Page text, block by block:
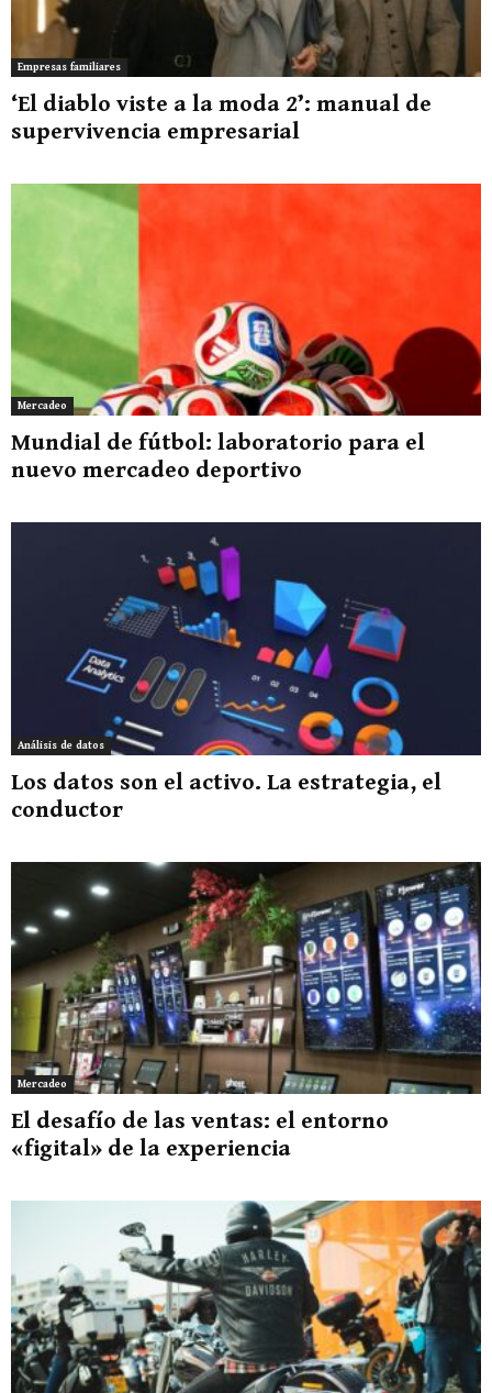
Empresas familiares
‘El diablo viste a la moda 2’: manual de
supervivencia empresarial
Mercadeo
Mundial de fútbol: laboratorio para el
nuevo mercadeo deportivo
Análisis de datos
Los datos son el activo. La estrategia, el
conductor
Mercadeo
El desafío de las ventas: el entorno
«figital» de la experiencia